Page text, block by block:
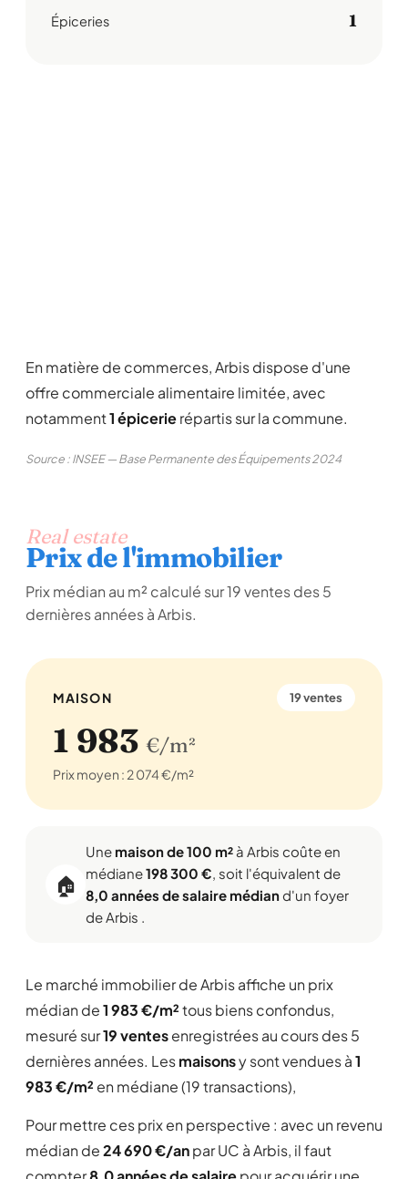
Épiceries 1
En matière de commerces, Arbis dispose d'une
offre commerciale alimentaire limitée, avec
notamment1 épicerierépartis sur la commune.
Source : INSEE — Base Permanente des Équipements 2024
Real estate
Prix de l'immobilier
Prix médian au m² calculé sur 19 ventes des 5
dernières années à Arbis.
MAISON 19 ventes
1 983 €/m²
Prix moyen : 2 074 €/m²
🏠
Une maison de 100 m² à Arbis coûte en
médiane198 300 €, soit l'équivalent de
8,0 années de salaire médiand'un foyer
de Arbis .
Le marché immobilier de Arbis affiche un prix
médian de1 983 €/m²tous biens confondus,
mesuré sur19 ventesenregistrées au cours des 5
dernières années. Lesmaisonsy sont vendues à1
983 €/m² en médiane (19 transactions),
Pour mettre ces prix en perspective : avec un revenu
médian de24 690 €/anpar UC à Arbis, il faut